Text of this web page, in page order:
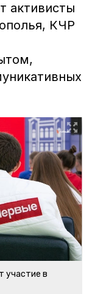
активисты
КЧР
участие в